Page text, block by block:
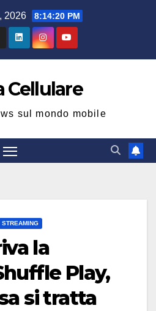
2026 8:14:20 PM
Cellulare
sul mondo mobile
STREAMING
la
Play,
si tratta